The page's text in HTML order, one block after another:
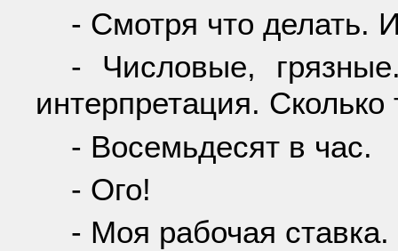
- Смотря что делать.
- Числовые,
интерпретация.
- Восемьдесят в час.
- Ого!
- Моя рабочая ставка.